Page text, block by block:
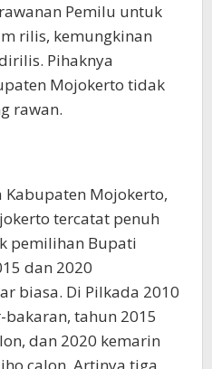
Pemilu untuk
rilis, kemungkinan
Pihaknya
Mojokerto tidak
rawan.
Kabupaten Mojokerto,
tercatat penuh
pemilihan Bupati
dan 2020
biasa. Di Pilkada 2010
tahun 2015
dan 2020 kemarin